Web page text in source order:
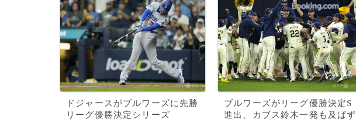
ドジャースがブルワーズに先勝
リーグ優勝決定シリーズ
ブルワーズがリーグ優勝決定S
進出、カブス鈴木一発も及ばず